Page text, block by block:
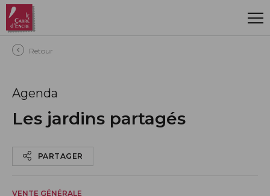
Aller au contenu principal
Retour
Agenda
Les jardins partagés
PARTAGER
VENTE GÉNÉRALE